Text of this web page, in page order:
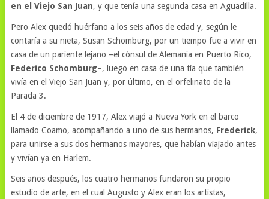
en el Viejo San Juan, y que tenía una segunda casa en Aguadilla.
Pero Alex quedó huérfano a los seis años de edad y, según le
contaría a su nieta, Susan Schomburg, por un tiempo fue a vivir en
casa de un pariente lejano –el cónsul de Alemania en Puerto Rico,
Federico Schomburg–, luego en casa de una tía que también
vivía en el Viejo San Juan y, por último, en el orfelinato de la
Parada 3.
El 4 de diciembre de 1917, Alex viajó a Nueva York en el barco
llamado Coamo, acompañando a uno de sus hermanos, Frederick,
para unirse a sus dos hermanos mayores, que habían viajado antes
y vivían ya en Harlem.
Seis años después, los cuatro hermanos fundaron su propio
estudio de arte, en el cual Augusto y Alex eran los artistas,